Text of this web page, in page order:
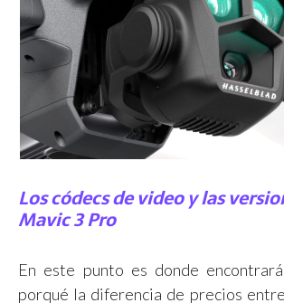
Los códecs de video y las
Mavic 3 Pro
En este punto es donde
porqué la diferencia de precios